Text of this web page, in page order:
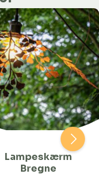
Lampeskærm
Bregne